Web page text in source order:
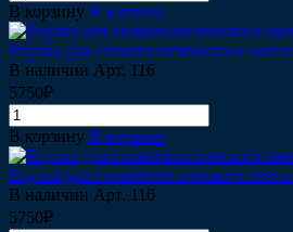
В корзину В корзине
Втулка для стоматологического
В наличии Арт. 116
5750₽
В корзину В корзине
Втулка для стоматологического
В наличии Арт. 116
5750₽